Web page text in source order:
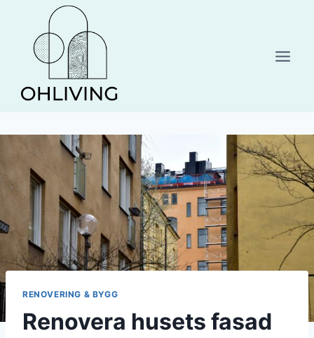
content
RENOVERING & BYGG
Renovera husets fasad